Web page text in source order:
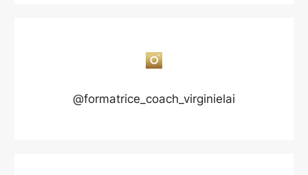
@formatrice_coach_virginielai